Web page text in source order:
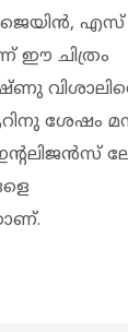
ജെയിൻ,
ഈ ചിത്രം
ശേഷം